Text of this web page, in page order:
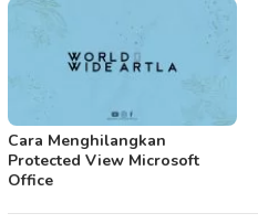
Cara Menghilangkan
Protected View Microsoft
Office